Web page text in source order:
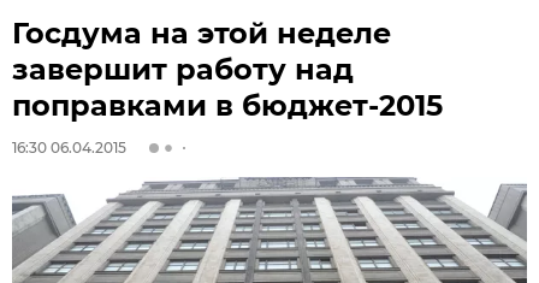
Госдума на этой неделе
завершит работу над
поправками в бюджет-2015
16:30 06.04.2015